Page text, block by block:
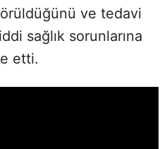
ve tedavi
sağlık sorunlarına
etti.